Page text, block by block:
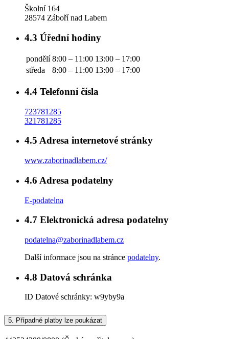
Školní 164
28574 Záboří nad Labem
4.3 Úřední hodiny
pondělí 8:00 – 11:00 13:00 – 17:00
středa
8:00 – 11:00 13:00 – 17:00
4.4 Telefonní čísla
723781285
321781285
4.5 Adresa internetové stránky
www.zaborinadlabem.cz/
4.6 Adresa podatelny
E-podatelna
4.7 Elektronická adresa podatelny
podatelna@zaborinadlabem.cz
Další informace jsou na stránce podatelny.
4.8 Datová schránka
ID Datové schránky: w9yby9a
5. Případné platby lze poukázat